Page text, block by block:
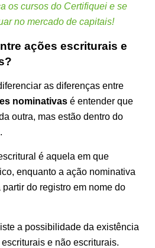
os cursos do Certifiquei e se
no mercado de capitais!
ações escriturais e
as diferenças entre
nominativas é entender que
outra, mas estão dentro do
.
é aquela em que
enquanto a ação nominativa
do registro em nome do
a possibilidade da existência
escriturais e não escriturais.